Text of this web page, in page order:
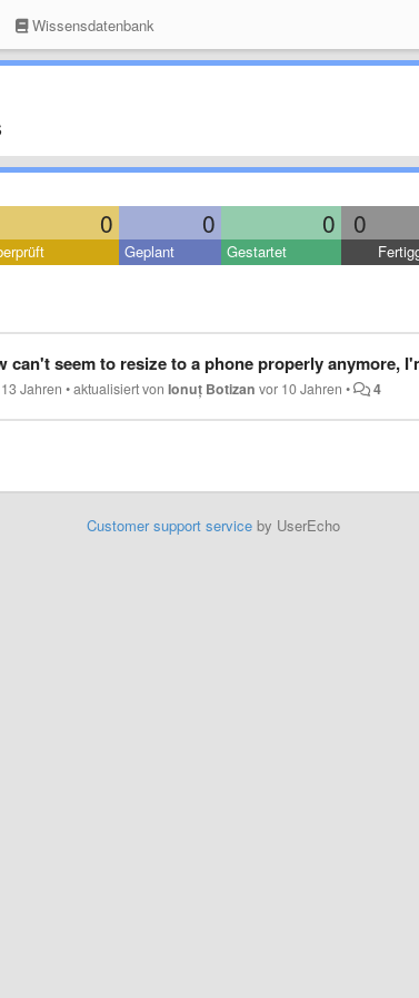
Wissensdatenbank
0 0 0 0
Geplant Gestartet
to a phone properly anymore, I'm not sure if there is a way around this, maybe a combination of zooming
Jahren •aktualisiert vonIonuț Botizan vor 10 Jahren • 4
Customer support serviceby UserEcho